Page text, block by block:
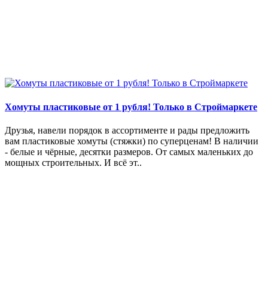
Хомуты пластиковые от 1 рубля! Только в Строймаркете
Друзья, навели порядок в ассортименте и рады предложить
вам пластиковые хомуты (стяжки) по суперценам! В наличии
- белые и чёрные, десятки размеров. От самых маленьких до
мощных строительных. И всё эт..